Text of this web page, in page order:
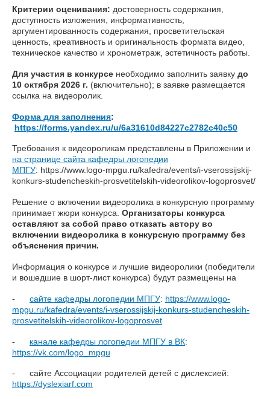
Критерии оценивания: достоверность содержания,
доступность изложения, информативность,
аргументированность содержания, просветительская
ценность, креативность и оригинальность формата видео,
техническое качество и хронометраж, эстетичность работы.
Для участия в конкурсе необходимо заполнить заявку до
10 октября 2026 г. (включительно); в заявке размещается
ссылка на видеоролик.
Форма для заполнения:
https://forms.yandex.ru/u/6a31610d84227c2782c40c50
Требования к видеороликам представлены в Приложении и
на странице сайта кафедры логопедии
МПГУ: https://www.logo-mpgu.ru/kafedra/events/i-vserossijskij-
konkurs-studencheskih-prosvetitelskih-videorolikov-logoprosvet/
Решение о включении видеоролика в конкурсную программу
принимает жюри конкурса. Организаторы конкурса
оставляют за собой право отказать автору во
включении видеоролика в конкурсную программу без
объяснения причин.
Информация о конкурсе и лучшие видеоролики (победители
и вошедшие в шорт-лист конкурса) будут размещены на
- сайте кафедры логопедии МПГУ: https://www.logo-
mpgu.ru/kafedra/events/i-vserossijskij-konkurs-studencheskih-
prosvetitelskih-videorolikov-logoprosvet
- канале кафедры логопедии МПГУ в ВК:
https://vk.com/logo_mpgu
- сайте Ассоциации родителей детей с дислексией:
https://dyslexiarf.com